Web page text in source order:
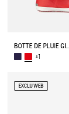
BOTTE DE PLUIE
+1
EXCLU WEB